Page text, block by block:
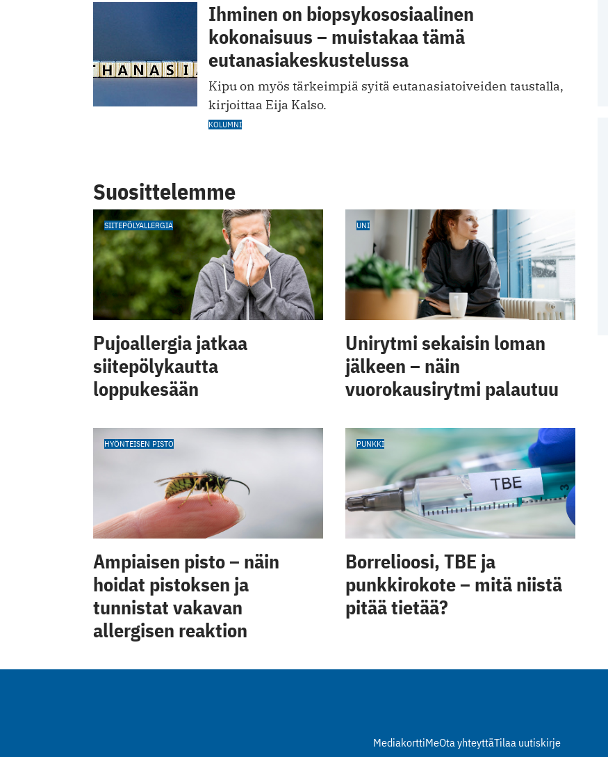
Ihminen on biopsykososiaalinen
kokonaisuus – muistakaa tämä
eutanasiakeskustelussa
Kipu on myös tärkeimpiä syitä eutanasiatoiveiden taustalla,
kirjoittaa Eija Kalso.
KOLUMNI
Suosittelemme
SIITEPÖLYALLERGIA
Pujoallergia jatkaa
siitepölykautta
loppukesään
UNI
Unirytmi sekaisin loman
jälkeen – näin
vuorokausirytmi palautuu
HYÖNTEISEN PISTO
Ampiaisen pisto – näin
hoidat pistoksen ja
tunnistat vakavan
allergisen reaktion
PUNKKI
Borrelioosi, TBE ja
punkkirokote – mitä niistä
pitää tietää?
MediakorttiMeOta yhteyttäTilaa uutiskirje